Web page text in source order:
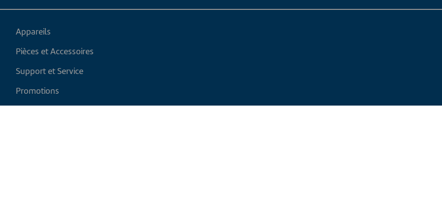
Appareils
Pièces et Accessoires
Support et Service
Promotions